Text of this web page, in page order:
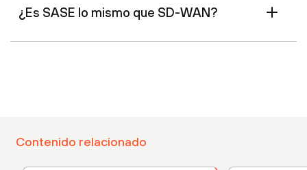
¿Es SASE lo mismo que SD-WAN?
Contenido relacionado